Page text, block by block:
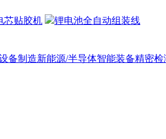
芯贴胶机
锂电池全自动组装线
备制造新能源/半导体智能装备精密检